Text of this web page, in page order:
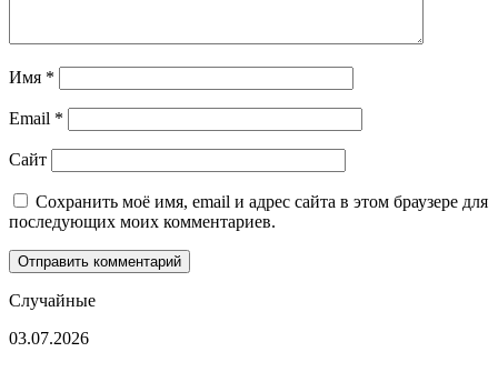
Имя *
Email *
Сайт
Сохранить моё имя, email и адрес сайта в этом браузере для
последующих моих комментариев.
Случайные
После
03.07.2026